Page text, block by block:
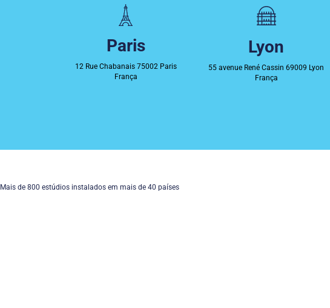
Paris
12 Rue Chabanais 75002 Paris
França
Lyon
55 avenue René Cassin 69009 Lyon
França
Mais de 800 estúdios instalados em mais de 40 países